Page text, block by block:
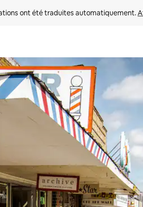
ont été traduites automatiquement.